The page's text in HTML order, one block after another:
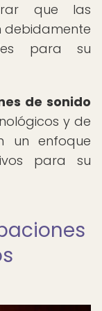
que las
debidamente
para su
de sonido
y de
un enfoque
para su